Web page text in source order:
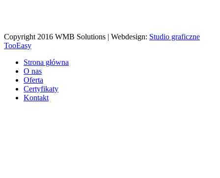
Copyright 2016 WMB Solutions | Webdesign: Studio graficzne
TooEasy
Strona główna
O nas
Oferta
Certyfikaty
Kontakt